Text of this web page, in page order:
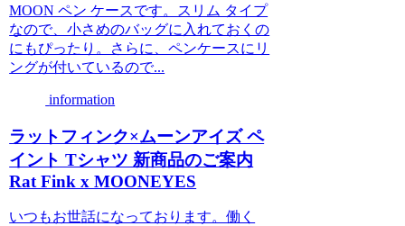
MOON ペン ケースです。スリム タイプ
なので、小さめのバッグに入れておくの
にもぴったり。さらに、ペンケースにリ
ングが付いているので...
information
ラットフィンク×ムーンアイズ ペ
イント Tシャツ 新商品のご案内
Rat Fink x MOONEYES
いつもお世話になっております。働く